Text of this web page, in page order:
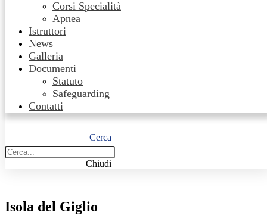
Corsi Specialità
Apnea
Istruttori
News
Galleria
Documenti
Statuto
Safeguarding
Contatti
Cerca
Chiudi
Isola del Giglio